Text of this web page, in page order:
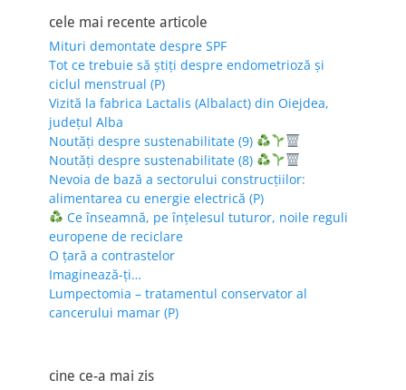
cele mai recente articole
Mituri demontate despre SPF
Tot ce trebuie să știți despre endometrioză și
ciclul menstrual (P)
Vizită la fabrica Lactalis (Albalact) din Oiejdea,
județul Alba
Noutăți despre sustenabilitate (9)
Noutăți despre sustenabilitate (8)
Nevoia de bază a sectorului construcțiilor:
alimentarea cu energie electrică (P)
Ce înseamnă, pe înțelesul tuturor, noile reguli
europene de reciclare
O țară a contrastelor
Imaginează-ți…
Lumpectomia – tratamentul conservator al
cancerului mamar (P)
cine ce-a mai zis